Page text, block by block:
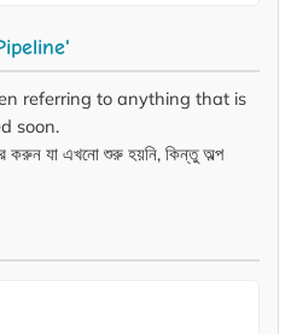
referring to anything that is
soon.
করুন যা এখনো শুরু হয়নি, কিন্তু অল্প